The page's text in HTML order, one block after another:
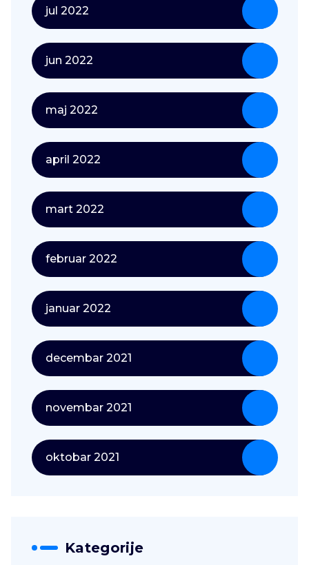
jul 2022
jun 2022
maj 2022
april 2022
mart 2022
februar 2022
januar 2022
decembar 2021
novembar 2021
oktobar 2021
Kategorije